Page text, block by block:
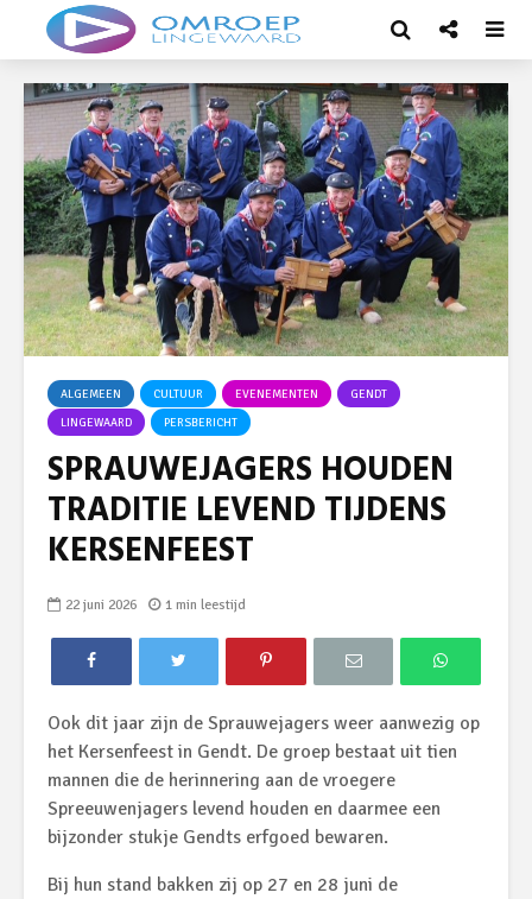
ALGEMEEN CULTUUR EVENEMENTEN
GENDT
LINGEWAARD
PERSBERICHT
SPRAUWEJAGERS HOUDEN
TRADITIE LEVEND TIJDENS
KERSENFEEST
22 juni 2026 1 min leestijd
Ook dit jaar zijn de Sprauwejagers weer aanwezig op
het Kersenfeest in Gendt. De groep bestaat uit tien
mannen die de herinnering aan de vroegere
Spreeuwenjagers levend houden en daarmee een
bijzonder stukje Gendts erfgoed bewaren.
Bij hun stand bakken zij op 27 en 28 juni de